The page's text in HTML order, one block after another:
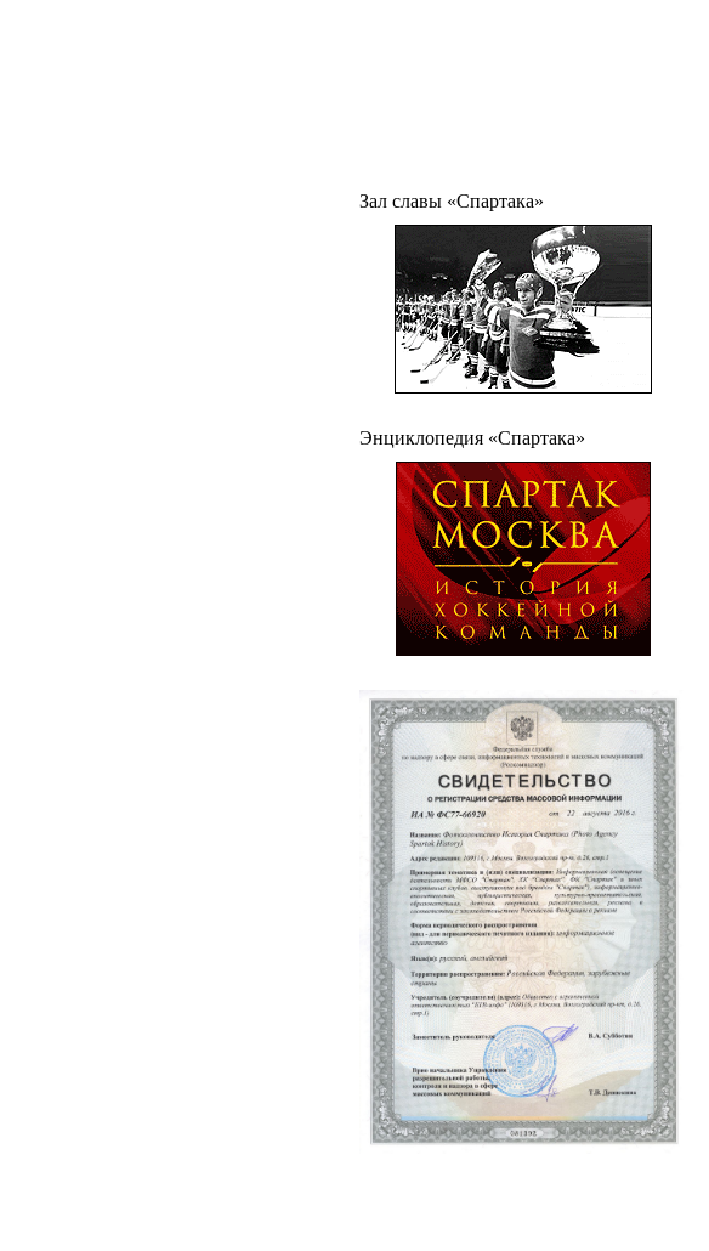
Зал славы «Спартака»
Энциклопедия «Спартака»